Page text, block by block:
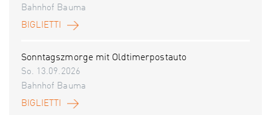
Bahnhof Bauma
BIGLIETTI
Sonntagszmorge mit Oldtimerpostauto
So. 13.09.2026
Bahnhof Bauma
BIGLIETTI